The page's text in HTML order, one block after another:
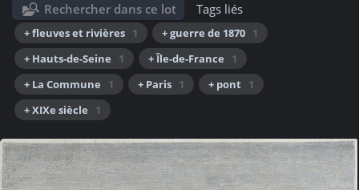
Rechercher dans ce lot Tags liés
+ fleuves et rivières 1 + guerre de 1870 1
+ Hauts-de-Seine
1 + Île-de-France
1
+ La Commune
1 + Paris 1 + pont 1
+ XIXe siècle
1